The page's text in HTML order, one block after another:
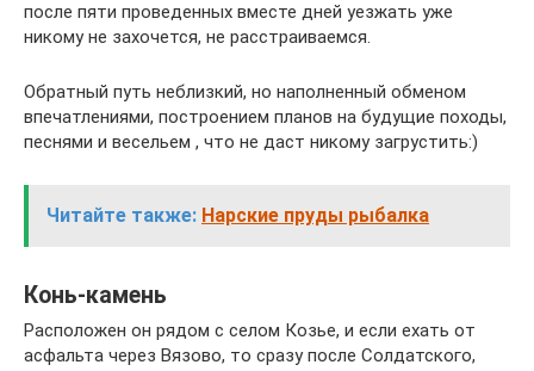
после пяти проведенных вместе дней уезжать уже
никому не захочется, не расстраиваемся.
Обратный путь неблизкий, но наполненный обменом
впечатлениями, построением планов на будущие походы,
песнями и весельем , что не даст никому загрустить:)
Читайте также: Нарские пруды рыбалка
Конь-камень
Расположен он рядом с селом Козье, и если ехать от
асфальта через Вязово, то сразу после Солдатского,